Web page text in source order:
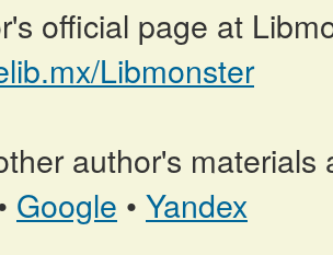
official page at
Libmonster
author's materials
Google • Yandex